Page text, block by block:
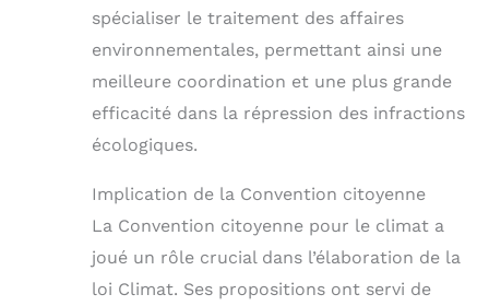
spécialiser le traitement des affaires
environnementales, permettant ainsi une
meilleure coordination et une plus grande
efficacité dans la répression des infractions
écologiques.
Implication de la Convention citoyenne
La Convention citoyenne pour le climat a
joué un rôle crucial dans l’élaboration de la
loi Climat. Ses propositions ont servi de